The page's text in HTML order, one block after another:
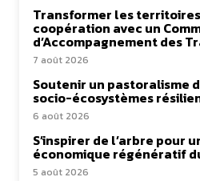
Transformer les
coopération avec un
d’Accompagnement des
7 août 2026
Soutenir un pastoralisme
socio-écosystèmes
6 août 2026
S’inspirer de l’arbre pour
économique régénératif
5 août 2026